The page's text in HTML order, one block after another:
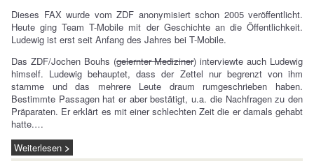
Dieses FAX wurde vom ZDF anonymisiert schon 2005 veröffentlicht.
Heute ging Team T-Mobile mit der Geschichte an die Öffentlichkeit.
Ludewig ist erst seit Anfang des Jahres bei T-Mobile.
Das ZDF/Jochen Bouhs (gelernter Mediziner) interviewte auch Ludewig
himself. Ludewig behauptet, dass der Zettel nur begrenzt von ihm
stamme und das mehrere Leute draum rumgeschrieben haben.
Bestimmte Passagen hat er aber bestätigt, u.a. die Nachfragen zu den
Präparaten. Er erklärt es mit einer schlechten Zeit die er damals gehabt
hatte.…
Weiterlesen